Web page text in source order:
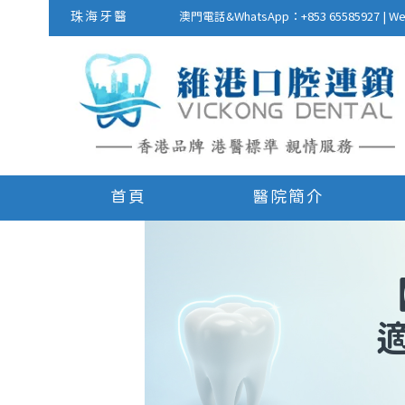
珠海牙醫 澳門電話&WhatsApp：+853 65585927 |
首頁 醫院簡介